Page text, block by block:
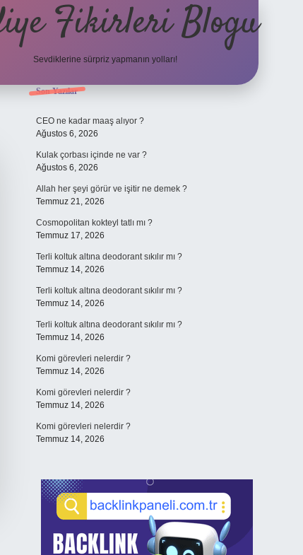
Fikirleri Blogu
Sevdiklerine sürpriz yapmanın yolları!
Sidebar
Son Yazılar
CEO ne kadar maaş alıyor ?
Ağustos 6, 2026
Kulak çorbası içinde ne var ?
Ağustos 6, 2026
Allah her şeyi görür ve işitir ne demek ?
Temmuz 21, 2026
Cosmopolitan kokteyl tatlı mı ?
Temmuz 17, 2026
Terli koltuk altına deodorant sıkılır mı ?
Temmuz 14, 2026
Terli koltuk altına deodorant sıkılır mı ?
Temmuz 14, 2026
Terli koltuk altına deodorant sıkılır mı ?
Temmuz 14, 2026
Komi görevleri nelerdir ?
Temmuz 14, 2026
Komi görevleri nelerdir ?
Temmuz 14, 2026
Komi görevleri nelerdir ?
Temmuz 14, 2026